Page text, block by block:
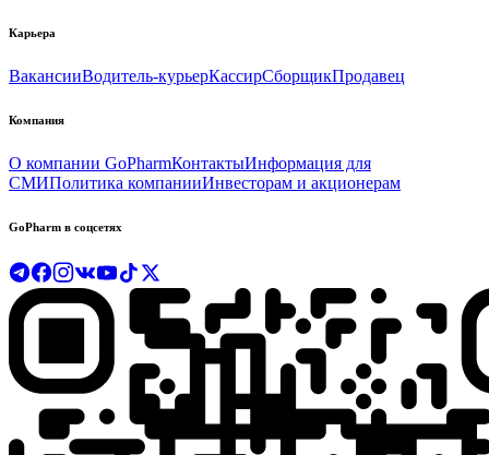
Карьера
ВакансииВодитель-курьерКассирСборщикПродавец
Компания
О компании GoPharmКонтактыИнформация для
СМИПолитика компанииИнвесторам и акционерам
GoPharm в соцсетях